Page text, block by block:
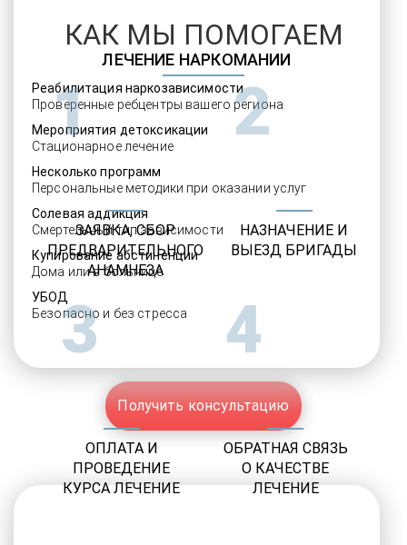
ЛЕЧЕНИЕ НАРКОМАНИИ
Реабилитация наркозависимости
Проверенные ребцентры вашего региона
Мероприятия детоксикации
Стационарное лечение
Несколько программ
Персональные методики при оказании услуг
Солевая аддикция
Смертельный тип зависимости
Купирование абстиненции
Дома или в больнице
УБОД
Безопасно и без стресса
Получить консультацию
КАК МЫ ПОМОГАЕМ
1
ЗАЯВКА, СБОР
ПРЕДВАРИТЕЛЬНОГО
АНАМНЕЗА
2
НАЗНАЧЕНИЕ И
ВЫЕЗД БРИГАДЫ
3
ОПЛАТА И
ПРОВЕДЕНИЕ
КУРСА ЛЕЧЕНИЕ
4
ОБРАТНАЯ СВЯЗЬ
О КАЧЕСТВЕ
ЛЕЧЕНИЕ